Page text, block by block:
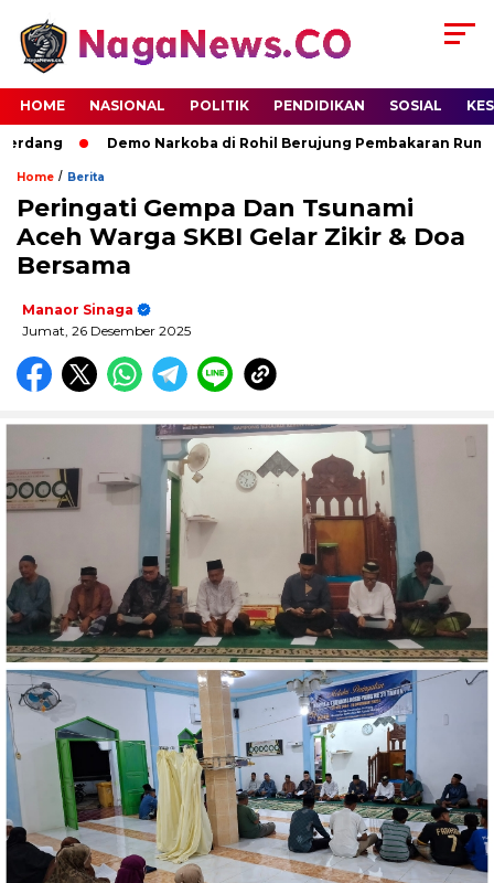
HOME NASIONAL POLITIK PENDIDIKAN SOSIAL
Demo Narkoba di Rohil Berujung Pembakaran
Home / Berita
Peringati Gempa Dan Tsunami
Aceh Warga SKBI Gelar Zikir & Doa
Bersama
Manaor Sinaga
Jumat, 26 Desember 2025